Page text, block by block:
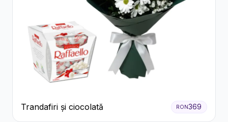
Trandafiri și ciocolată RON369